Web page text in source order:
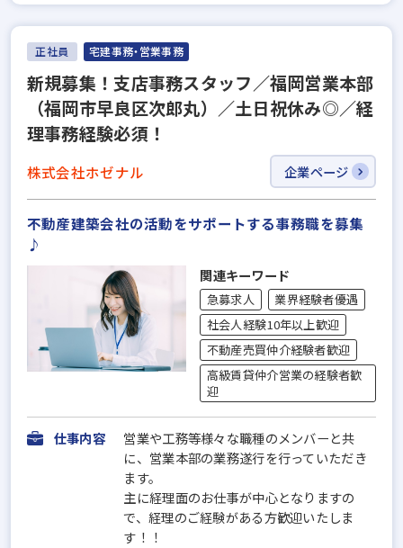
正社員 宅建事務・営業事務
新規募集！支店事務スタッフ／福岡営業本部
（福岡市早良区次郎丸）／土日祝休み◎／経
理事務経験必須！
株式会社ホゼナル 企業ページ
不動産建築会社の活動をサポートする事務職を募集
♪
関連キーワード
急募求人
業界経験者優遇
社会人経験10年以上歓迎
不動産売買仲介経験者歓迎
高級賃貸仲介営業の経験者歓
迎
仕事内容
営業や工務等様々な職種のメンバーと共
に、営業本部の業務遂行を行っていただき
ます。
主に経理面のお仕事が中心となりますの
で、経理のご経験がある方歓迎いたしま
す！！